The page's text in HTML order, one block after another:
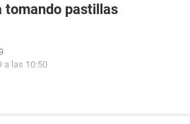
tomando pastillas
a las 10:50